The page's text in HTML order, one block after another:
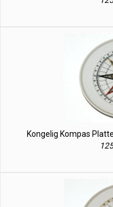
Kongelig Kompas